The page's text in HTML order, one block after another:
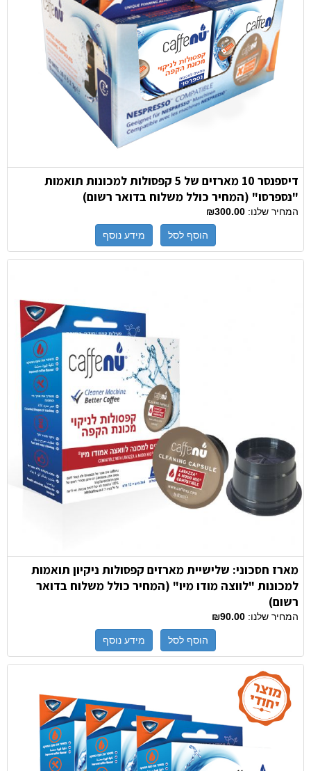
דיספנסר 10 מארזים של 5 קפסולות למכונות תואמות
"נספרסו" (המחיר כולל משלוח בדואר רשום)
המחיר שלנו: ₪300.00
הוסף לסל מידע נוסף
מארז חסכוני: שלישיית מארזים קפסולות ניקיון תואמות
למכונות "לווצה מודו מיו" (המחיר כולל משלוח בדואר
רשום)
המחיר שלנו: ₪90.00
הוסף לסל מידע נוסף